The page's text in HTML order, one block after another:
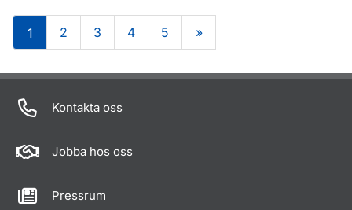
1 2 3 4 5 »
Om sidan
Kontakta oss
Jobba hos oss
Pressrum